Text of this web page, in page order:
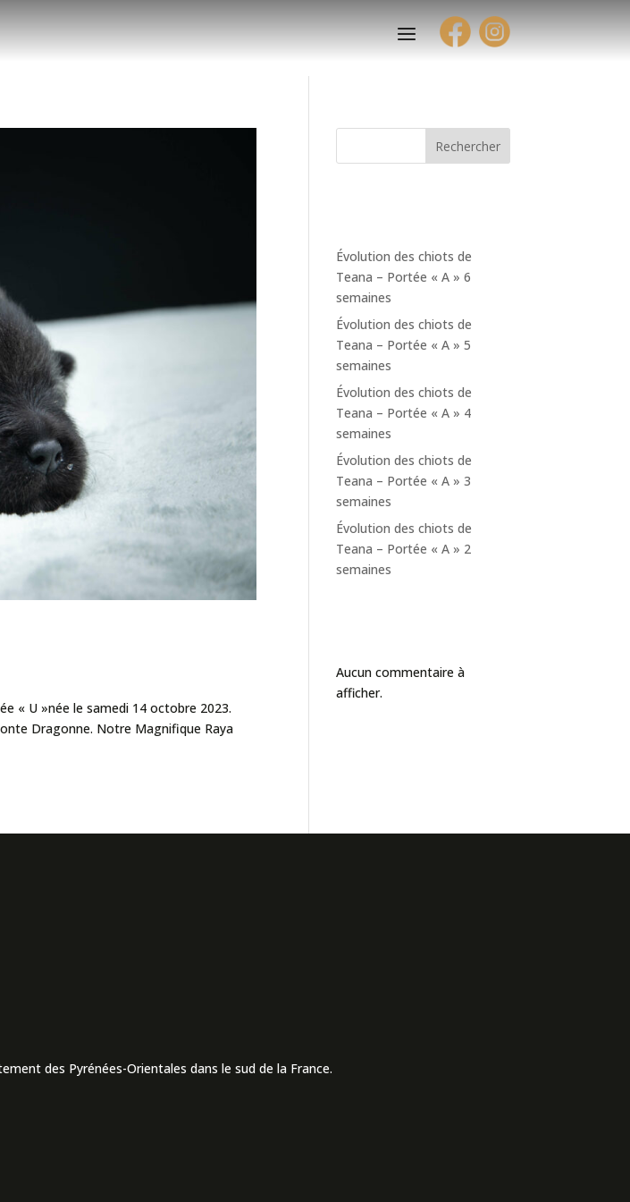
« U »née le samedi 14 octobre 2023.
Dragonne. Notre Magnifique Raya
Rechercher
Évolution des chiots de
Teana – Portée « A » 6
semaines
Évolution des chiots de
Teana – Portée « A » 5
semaines
Évolution des chiots de
Teana – Portée « A » 4
semaines
Évolution des chiots de
Teana – Portée « A » 3
semaines
Évolution des chiots de
Teana – Portée « A » 2
semaines
Aucun commentaire à
afficher.
des Pyrénées-Orientales dans le sud de la France.